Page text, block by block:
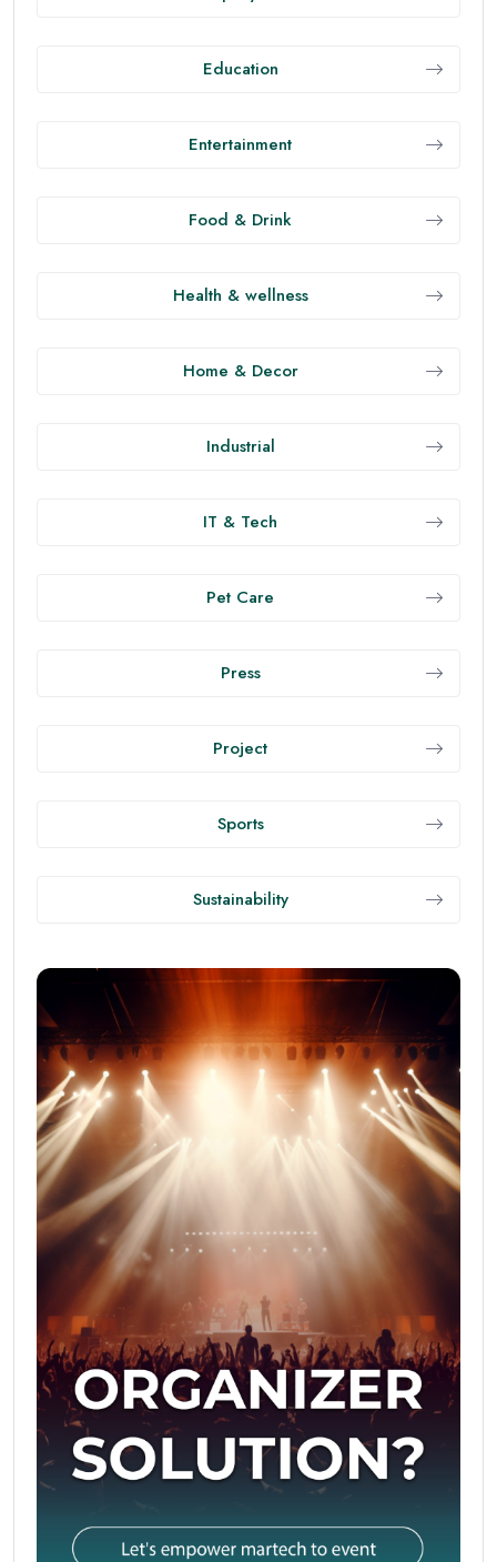
Education
Entertainment
Food & Drink
Health & wellness
Home & Decor
Industrial
IT & Tech
Pet Care
Press
Project
Sports
Sustainability